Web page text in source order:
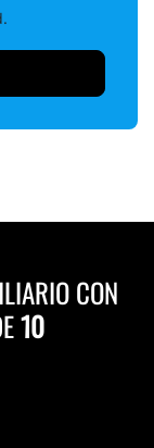
CON
10